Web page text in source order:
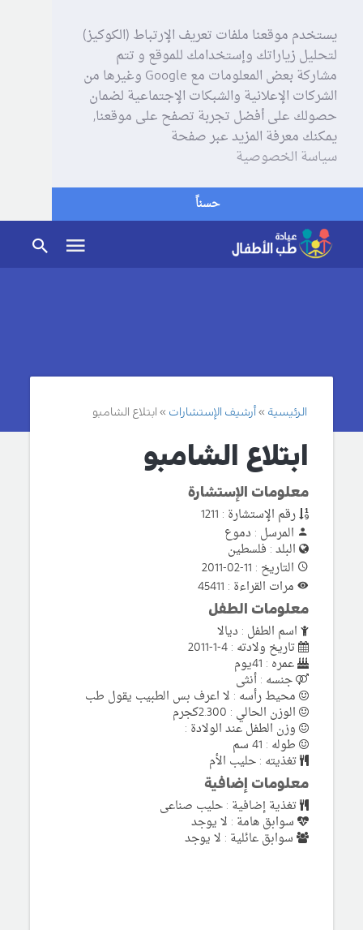
يستخدم موقعنا ملفات تعريف الإرتباط (الكوكيز)
لتحليل زياراتك وإستخدامك للموقع و تتم
مشاركة بعض المعلومات مع Google وغيرها من
الشركات الإعلانية والشبكات الإجتماعية لضمان
حصولك على أفضل تجربة تصفح على موقعنا,
يمكنك معرفة المزيد عبر صفحة
سياسة الخصوصية
حسناً
الرئيسية أرشيف الإستشارات ابتلاع الشامبو
ابتلاع الشامبو
معلومات الإستشارة
رقم الإستشارة : 1211
المرسل : دموع
البلد : فلسطين
التاريخ : 11-02-2011
مرات القراءة : 45411
معلومات الطفل
اسم الطفل : ديالا
تاريخ ولادته : 4-1-2011
عمره : 41يوم
جنسه : أنثى
محيط رأسه : لا اعرف بس الطبيب يقول طب
الوزن الحالي : 2.300كجرم
وزن الطفل عند الولادة :
طوله : 41 سم
تغذيته : حليب الأم
معلومات إضافية
تغذية إضافية : حليب صناعى
سوابق هامة : لا يوجد
سوابق عائلية : لا يوجد